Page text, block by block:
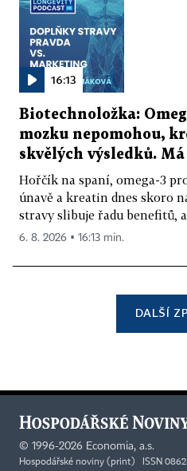
16:13
Biotechnoložka:
mozku nepomohou,
skvělých výsledků.
Hořčík na spaní, omega-3
únavě a kreatin dnes skoro
stravy slibuje řadu benefitů,
6. 8. 2026 ▪ 16:13 min.
DALŠÍ
© 1996-2026 Economia, a.s.
Hospodářské noviny (print) ISSN